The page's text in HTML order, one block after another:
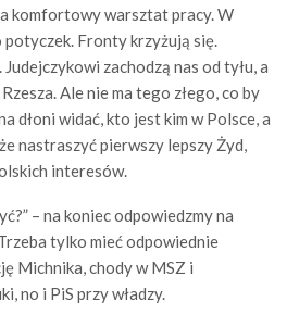
komfortowy warsztat pracy. W
Fronty krzyżują się.
zachodzą nas od tyłu, a
Ale nie ma tego złego, co by
dłoni widać, kto jest kim w Polsce, a
nastraszyć pierwszy lepszy Żyd,
interesów.
– na koniec odpowiedzmy na
tylko mieć odpowiednie
Michnika, chody w MSZ i
no i PiS przy władzy.